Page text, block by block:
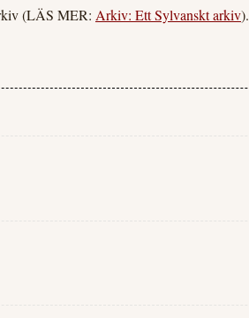
(LÄS MER: Arkiv: Ett Sylvanskt arkiv).